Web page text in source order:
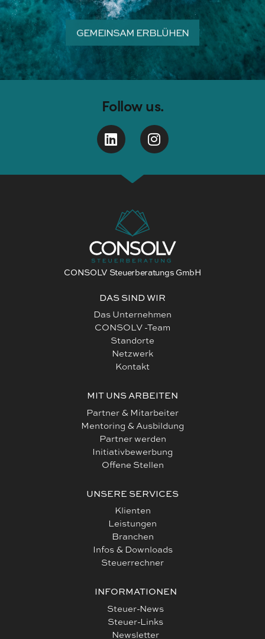
GEMEINSAM ERBLÜHEN
Follow us.
CONSOLV Steuerberatungs GmbH
DAS SIND WIR
Das Unternehmen
CONSOLV -Team
Standorte
Netzwerk
Kontakt
MIT UNS ARBEITEN
Partner & Mitarbeiter
Mentoring & Ausbildung
Partner werden
Initiativbewerbung
Offene Stellen
UNSERE SERVICES
Klienten
Leistungen
Branchen
Infos & Downloads
Steuerrechner
INFORMATIONEN
Steuer-News
Steuer-Links
Newsletter